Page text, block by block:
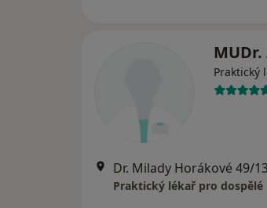
Praktický
Dr. Milady Horákové 49/
Praktický lékař pro dospělé